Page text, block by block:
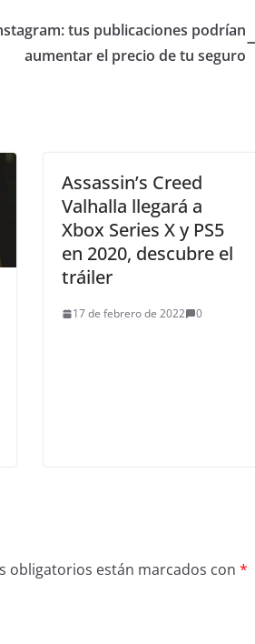
tus publicaciones podrían
aumentar el precio de tu seguro
Assassin’s Creed
Valhalla llegará a
Xbox Series X y PS5
en 2020, descubre el
tráiler
17 de febrero de 2022 0
obligatorios están marcados con *